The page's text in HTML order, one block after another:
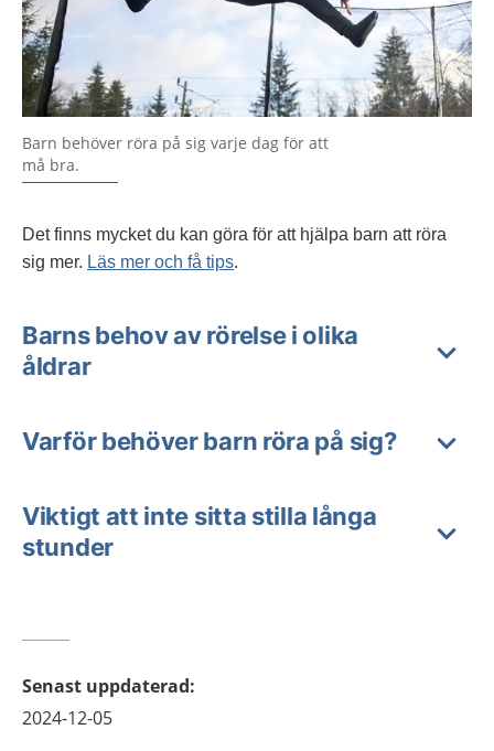
Barn behöver röra på sig varje dag för att
må bra.
Det finns mycket du kan göra för att hjälpa barn att röra
sig mer. Läs mer och få tips.
Barns behov av rörelse i olika
åldrar
Varför behöver barn röra på sig?
Viktigt att inte sitta stilla långa
stunder
Senast uppdaterad:
2024-12-05